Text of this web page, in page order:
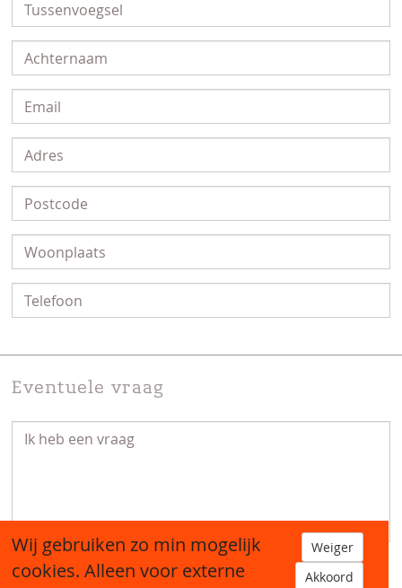
Eventuele vraag
Wij gebruiken zo min mogelijk
cookies. Alleen voor externe
Weiger
Akkoord